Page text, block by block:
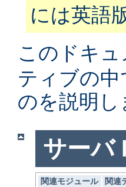
には英語
このドキ
ティブの
のを説明し
サーバ
関連モジュール
関連